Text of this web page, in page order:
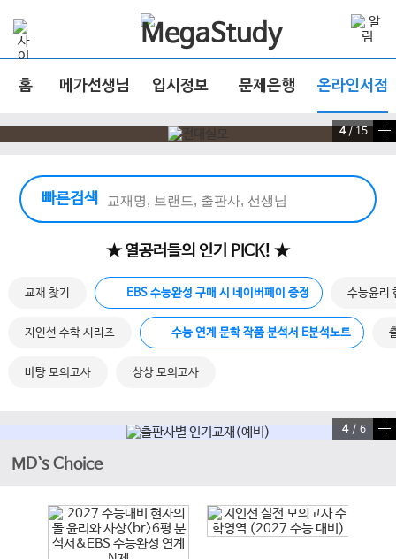
홈 메가선생님 입시정보 문제은행 온라인서점
4/ 15
빠른검색
빠른 검색 실행
★ 열공러들의 인기 PICK! ★
교재 찾기 EBS 수능완성 구매 시 네이버페이 증정 수능윤리
지인선 수학 시리즈 수능 연계 문학 작품 분석서 E분석노트
바탕 모의고사 상상 모의고사
4/ 6
MD`s Choice